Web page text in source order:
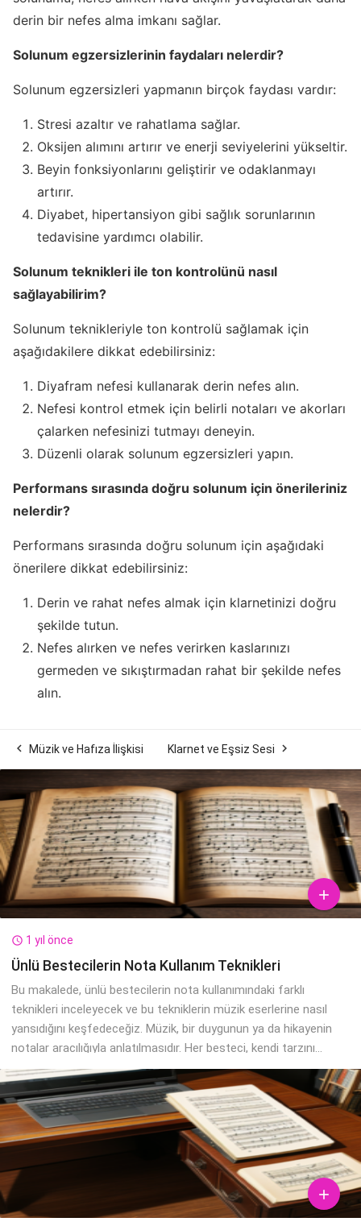
derin bir nefes alma imkanı sağlar.
Solunum egzersizlerinin faydaları nelerdir?
Solunum egzersizleri yapmanın birçok faydası vardır:
Stresi azaltır ve rahatlama sağlar.
Oksijen alımını artırır ve enerji seviyelerini yükseltir.
Beyin fonksiyonlarını geliştirir ve odaklanmayı
artırır.
Diyabet, hipertansiyon gibi sağlık sorunlarının
tedavisine yardımcı olabilir.
Solunum teknikleri ile ton kontrolünü nasıl
sağlayabilirim?
Solunum teknikleriyle ton kontrolü sağlamak için
aşağıdakilere dikkat edebilirsiniz:
Diyafram nefesi kullanarak derin nefes alın.
Nefesi kontrol etmek için belirli notaları ve akorları
çalarken nefesinizi tutmayı deneyin.
Düzenli olarak solunum egzersizleri yapın.
Performans sırasında doğru solunum için önerileriniz
nelerdir?
Performans sırasında doğru solunum için aşağıdaki
önerilere dikkat edebilirsiniz:
Derin ve rahat nefes almak için klarnetinizi doğru
şekilde tutun.
Nefes alırken ve nefes verirken kaslarınızı
germeden ve sıkıştırmadan rahat bir şekilde nefes
alın.
 Müzik ve Hafıza İlişkisi Klarnet ve Eşsiz Sesi 

 1 yıl önce
Ünlü Bestecilerin Nota Kullanım Teknikleri
Bu makalede, ünlü bestecilerin nota kullanımındaki farklı
teknikleri inceleyecek ve bu tekniklerin müzik eserlerine nasıl
yansıdığını keşfedeceğiz. Müzik, bir duygunun ya da hikayenin
notalar aracılığıyla anlatılmasıdır. Her besteci, kendi tarzını...
